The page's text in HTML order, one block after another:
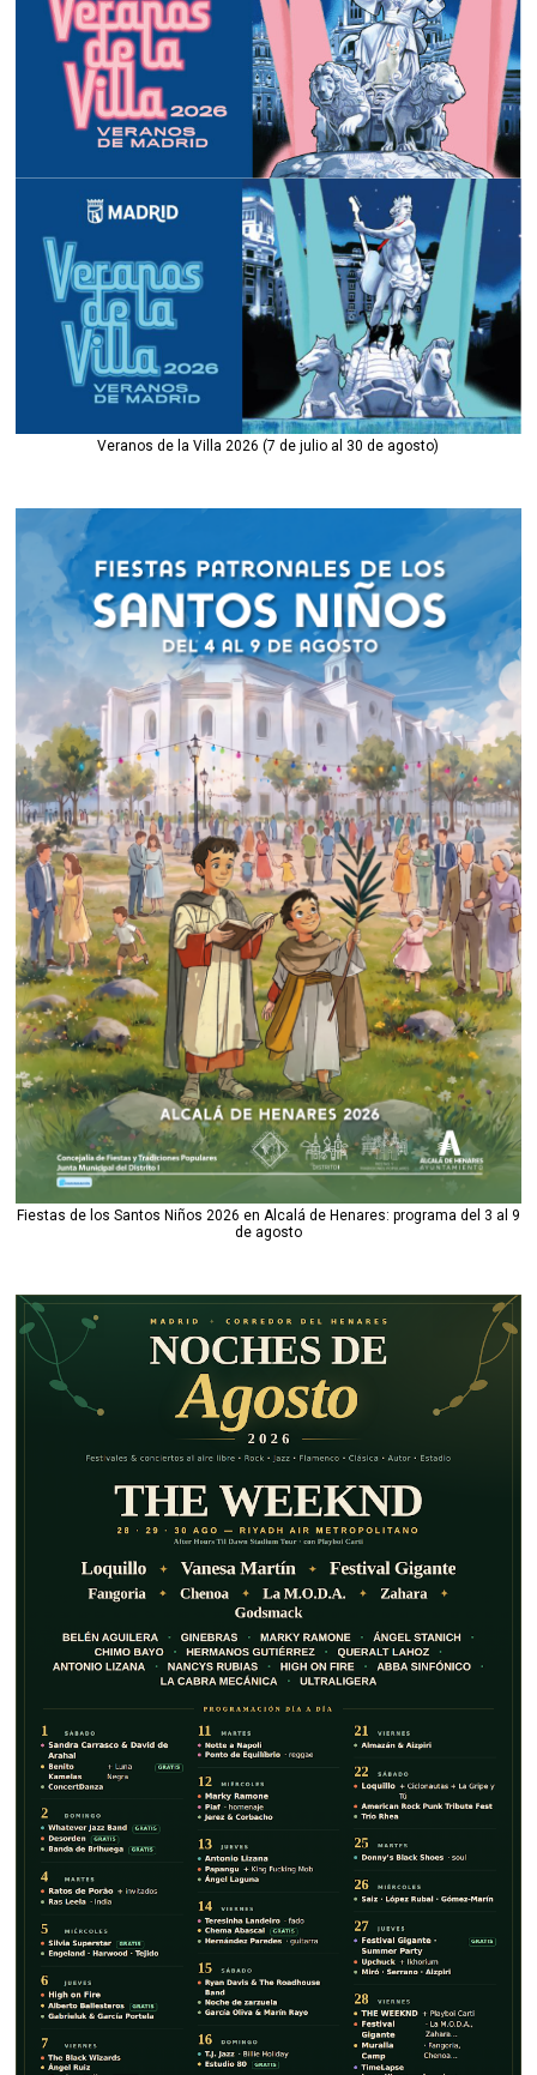
Veranos de la Villa 2026 (7 de julio al 30 de agosto)
Fiestas de los Santos Niños 2026 en Alcalá de Henares: programa del 3 al 9
de agosto